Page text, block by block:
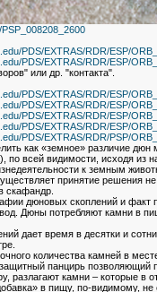
PDS/EXTRAS/RDR/ESP/
PDS/EXTRAS/RDR/ESP/
или др. "контакта".
PDS/EXTRAS/RDR/ESP/
PDS/EXTRAS/RDR/ESP/
PDS/EXTRAS/RDR/ESP/
PDS/EXTRAS/RDR/ESP/
PDS/EXTRAS/RDR/PSP/
как «земное» различие
по всей видимости, исходя из
к земным
принятие решения
скафандр.
дюновых скоплений и факт
Дюны потребляют камни в
дает время в десятки и
количества камней в
панцирь
разлагают камни – которые в
в пищу, по-видимому,